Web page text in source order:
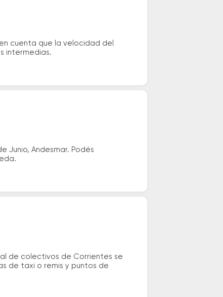
cuenta que la velocidad del
intermedias.
Junio, Andesmar. Podés
de colectivos de Corrientes se
de taxi o remis y puntos de